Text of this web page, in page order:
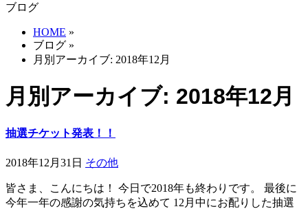
ブログ
HOME »
ブログ »
月別アーカイブ: 2018年12月
月別アーカイブ: 2018年12月
抽選チケット発表！！
2018年12月31日 その他
皆さま、こんにちは！ 今日で2018年も終わりです。 最後に
今年一年の感謝の気持ちを込めて 12月中にお配りした抽選